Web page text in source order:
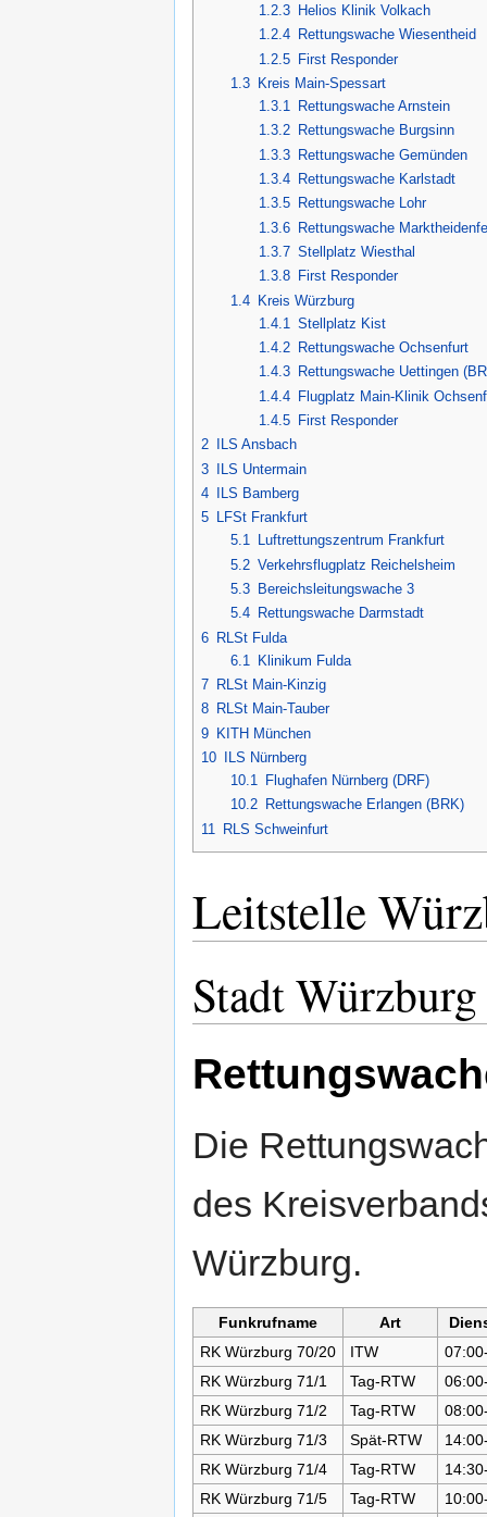
1.2.3 Helios Klinik Volkach
1.2.4 Rettungswache Wiesentheid
1.2.5 First Responder
1.3
Kreis Main-Spessart
1.3.1 Rettungswache Arnstein
1.3.2 Rettungswache Burgsinn
1.3.3 Rettungswache Gemünden
1.3.4 Rettungswache Karlstadt
1.3.5 Rettungswache Lohr
1.3.6 Rettungswache
1.3.7 Stellplatz Wiesthal
1.3.8 First Responder
1.4 Kreis Würzburg
1.4.1
Stellplatz Kist
1.4.2 Rettungswache Ochsenfurt
1.4.3 Rettungswache Uettingen
1.4.4 Flugplatz Main-Klinik
1.4.5 First Responder
2
ILS Ansbach
3 ILS Untermain
4
ILS Bamberg
5 LFSt Frankfurt
5.1
Luftrettungszentrum Frankfurt
5.2 Verkehrsflugplatz Reichelsheim
5.3
Bereichsleitungswache 3
5.4
Rettungswache Darmstadt
6 RLSt Fulda
6.1
Klinikum Fulda
7 RLSt Main-Kinzig
8 RLSt Main-Tauber
9 KITH München
10
ILS Nürnberg
10.1
Flughafen Nürnberg (DRF)
10.2
Rettungswache Erlangen (BRK)
11
RLS Schweinfurt
Leitstelle
Stadt Würzburg
Die
des
Würzburg.
Funkrufname Art
RK Würzburg 70/20
ITW
RK Würzburg 71/1
Tag-RTW
RK Würzburg 71/2
Tag-RTW
RK Würzburg 71/3
Spät-RTW
RK Würzburg 71/4
Tag-RTW
RK Würzburg 71/5
Tag-RTW